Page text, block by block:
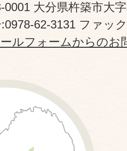
0001 大分県杵築市大
62-3131 ファッ
ルフォームからのお